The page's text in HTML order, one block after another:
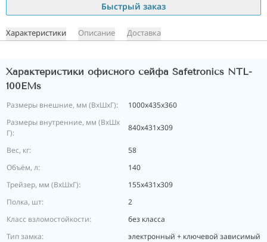
Быстрый заказ
Характеристики Описание Доставка
Характеристики офисного сейфа Safetronics NTL-
100EMs
Размеры внешние, мм (ВхШхГ):
1000х435х360
Размеры внутренние, мм (ВхШх
Г):
840х431х309
Вес, кг:
58
Объём, л:
140
Трейзер, мм (ВхШхГ):
155х431х309
Полка, шт:
2
Класс взломостойкости:
без класса
Тип замка:
электронный + ключевой зависимый